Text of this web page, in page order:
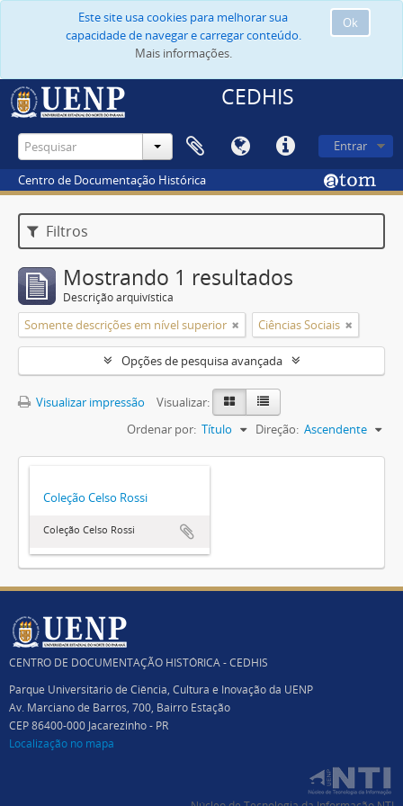
Ok
Este site usa cookies para melhorar sua
capacidade de navegar e carregar conteúdo.
Mais informações.
CEDHIS
Entrar
Centro de Documentação Histórica
Filtros
Mostrando 1 resultados
Descrição arquivística
Somente descrições em nível superior Ciências Sociais
Opções de pesquisa avançada
Visualizar impressão
Visualizar:
Ordenar por: Título Direção: Ascendente
Coleção Celso Rossi
Coleção Celso Rossi
CENTRO DE DOCUMENTAÇÃO HISTÓRICA - CEDHIS
Parque Universitário de Ciência, Cultura e Inovação da UENP
Av. Marciano de Barros, 700, Bairro Estação
CEP 86400-000 Jacarezinho - PR
Localização no mapa